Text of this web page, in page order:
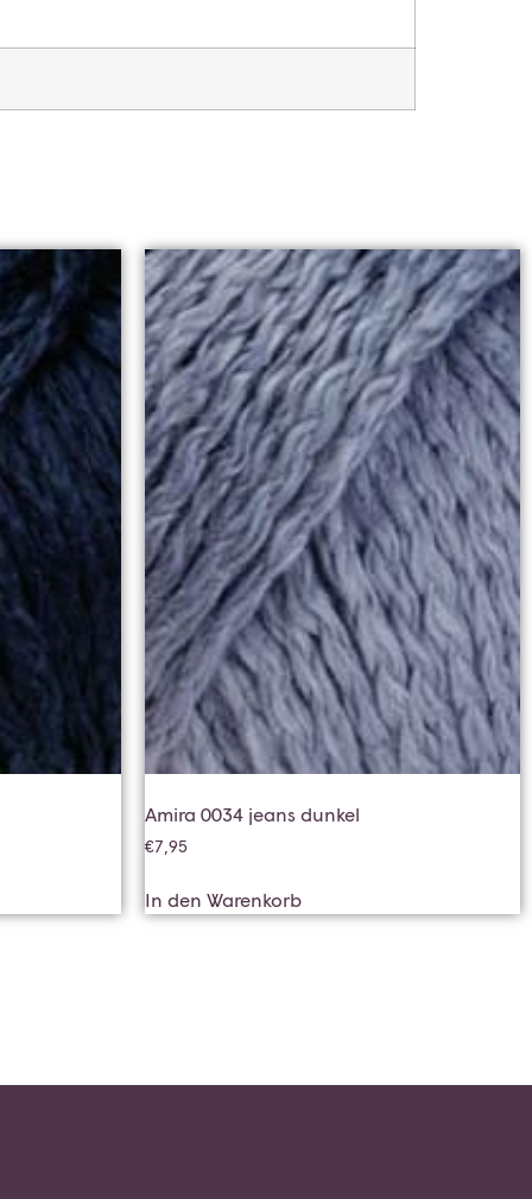
Amira 0034 jeans dunkel
€7,95
In den Warenkorb